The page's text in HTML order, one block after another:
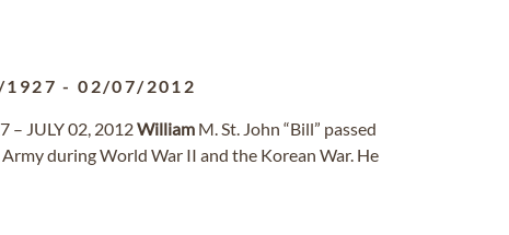
-02/07/2012
– JULY 02, 2012William M. St. John “Bill” passed
during World War II and the Korean War. He